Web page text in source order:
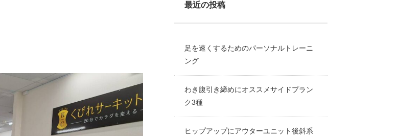
最近の投稿
足を速くするためのパーソナルトレーニ
ング
わき腹引き締めにオススメサイドプラン
ク3種
ヒップアップにアウターユニット後斜系